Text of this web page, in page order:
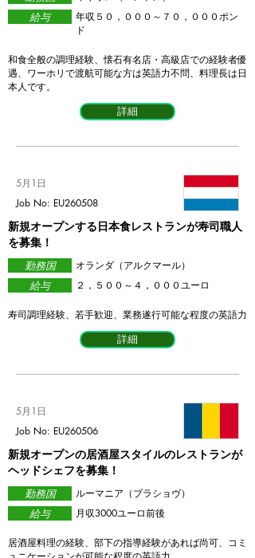
給与
年収５０，０００～７０，０００ポン
ド
和食全般の調理経験、懐石有名店・高級店での経験者優
遇、ワーホリで渡航可能な方は英語力不問、料理長は日
本人です。
詳細
5月1日
Job No: EU260508
新規オープンする日本食レストランが寿司職人
を募集！
勤務国 ​オランダ（アルクマール）
給与 ​２，５００～４，０００ユーロ
​寿司調理経験、若手歓迎、業務遂行可能な程度の英語力
詳細
5月1日
Job No: EU260506
新規オープンの居酒屋スタイルのレストランが
ヘッドシェフを募集！
勤務国 ルーマニア（ブラショヴ）
給与 月収3000ユーロ前後
​居酒屋料理の経験、部下の指導経験があれば尚可、コミ